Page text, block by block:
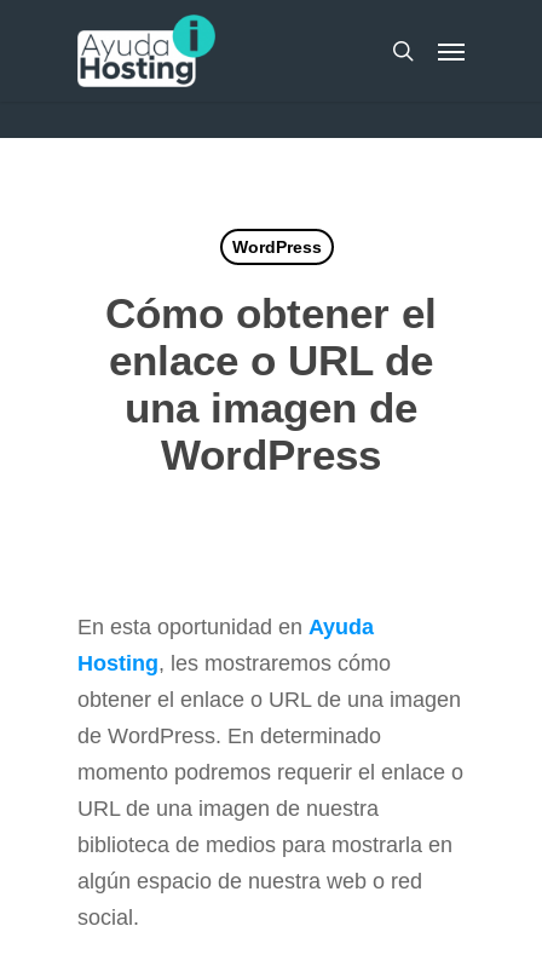
search
Menu
WordPress
Cómo obtener el
enlace o URL de
una imagen de
WordPress
En esta oportunidad en Ayuda
Hosting, les mostraremos cómo
obtener el enlace o URL de una imagen
de WordPress. En determinado
momento podremos requerir el enlace o
URL de una imagen de nuestra
biblioteca de medios para mostrarla en
algún espacio de nuestra web o red
social.